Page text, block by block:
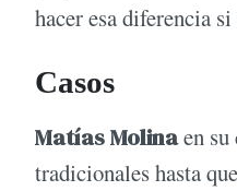
hacer esa diferencia
Casos
Matías Molinaen
tradicionales hasta